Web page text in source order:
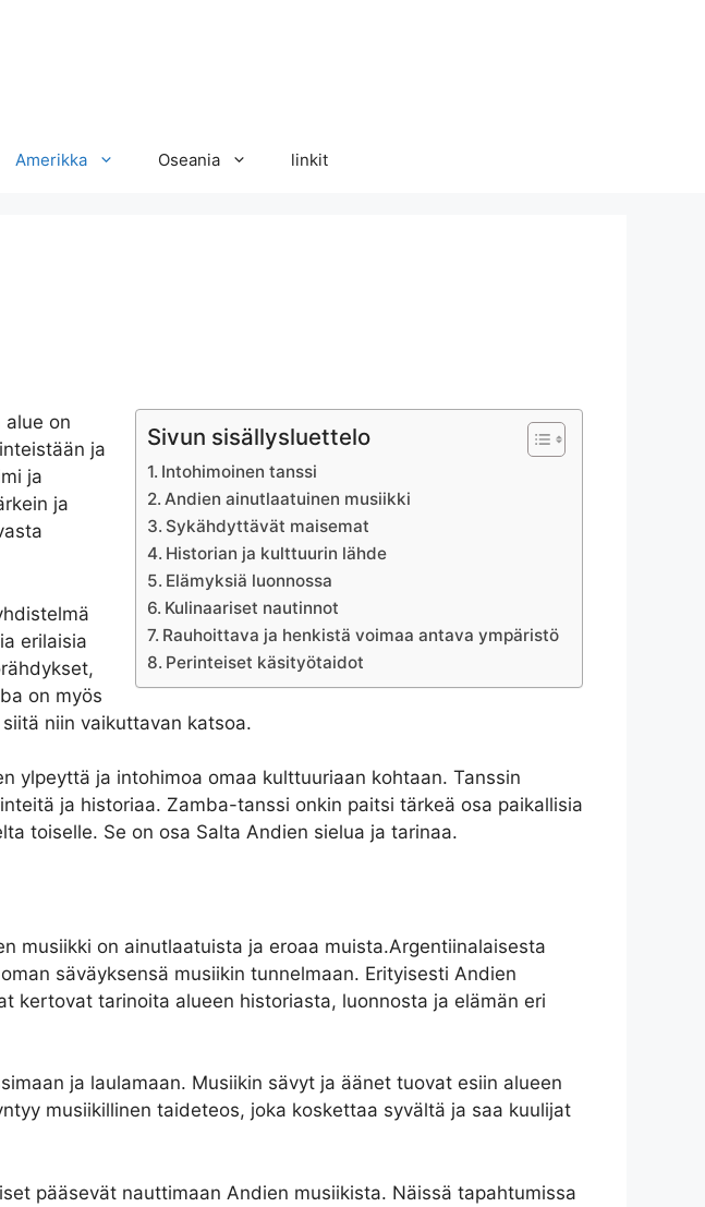
Amerikka Oseania linkit
Sivun sisällysluettelo
Intohimoinen tanssi
Andien ainutlaatuinen musiikki
Sykähdyttävät maisemat
Historian ja kulttuurin lähde
Elämyksiä luonnossa
Kulinaariset nautinnot
Rauhoittava ja henkistä voimaa antava ympäristö
Perinteiset käsityötaidot
alue on
ja
ja
ja
erilaisia
on myös
niin vaikuttavan katsoa.
ylpeyttä ja intohimoa omaa kulttuuriaan kohtaan. Tanssin
ja historiaa. Zamba-tanssi onkin paitsi tärkeä osa paikallisia
toiselle. Se on osa Salta Andien sielua ja tarinaa.
musiikki on ainutlaatuista ja eroaa muista.Argentiinalaisesta
säväyksensä musiikin tunnelmaan. Erityisesti Andien
kertovat tarinoita alueen historiasta, luonnosta ja elämän eri
ja laulamaan. Musiikin sävyt ja äänet tuovat esiin alueen
musiikillinen taideteos, joka koskettaa syvältä ja saa kuulijat
pääsevät nauttimaan Andien musiikista. Näissä tapahtumissa